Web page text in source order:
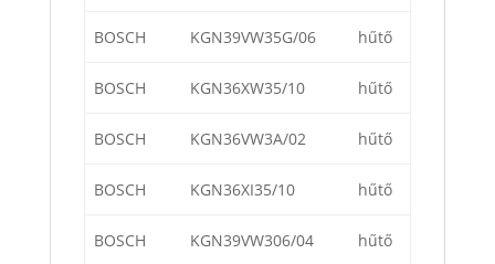
BOSCH KGN39VW35G/06 hűtő
BOSCH KGN36XW35/10 hűtő
BOSCH KGN36VW3A/02 hűtő
BOSCH KGN36XI35/10 hűtő
BOSCH KGN39VW306/04 hűtő